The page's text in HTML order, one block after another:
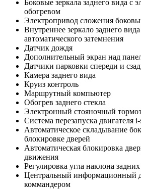
Боковые зеркала заднего вида с
обогревом
Электропривод сложения
Внутреннее зеркало заднего
автоматического затемнения
Датчик дождя
Дополнительный экран над
Датчики парковки спереди и
Камера заднего вида
Круиз контроль
Маршрутный компьютер
Обогрев заднего стекла
Электронный стояночный тормоз
Система перезапуска двигателя
Автоматическое складывание
блокировке дверей
Автоматическая блокировка
движения
Регулировка угла наклона
Центральный информационный
коммандером